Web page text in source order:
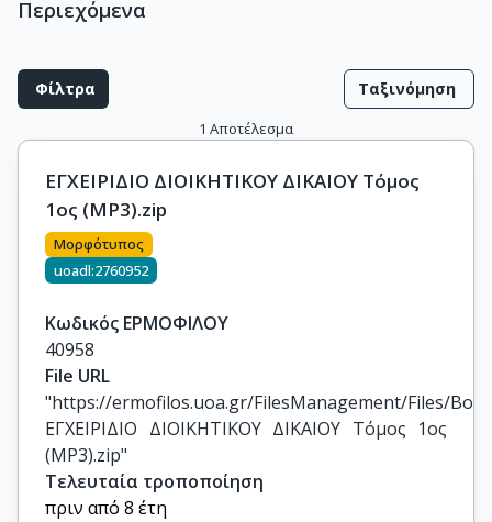
Περιεχόμενα
Φίλτρα Ταξινόμηση
1 Αποτέλεσμα
ΕΓΧΕΙΡΙΔΙΟ ΔΙΟΙΚΗΤΙΚΟΥ ΔΙΚΑΙΟΥ Τόμος
1ος (MP3).zip
Μορφότυπος
uoadl:2760952
Κωδικός ΕΡΜΟΦΙΛΟΥ
40958
File URL
"https://ermofilos.uoa.gr/FilesManagement/Files/
ΕΓΧΕΙΡΙΔΙΟ ΔΙΟΙΚΗΤΙΚΟΥ ΔΙΚΑΙΟΥ Τόμος 1ος
(MP3).zip"
Τελευταία τροποποίηση
πριν από 8 έτη